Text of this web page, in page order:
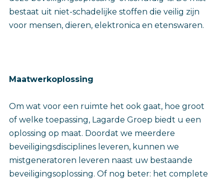
bestaat uit niet-schadelijke stoffen die veilig zijn
voor mensen, dieren, elektronica en etenswaren.
Maatwerkoplossing
Om wat voor een ruimte het ook gaat, hoe groot
of welke toepassing, Lagarde Groep biedt u een
oplossing op maat. Doordat we meerdere
beveiligingsdisciplines leveren, kunnen we
mistgeneratoren leveren naast uw bestaande
beveiligingsoplossing. Of nog beter: het complete